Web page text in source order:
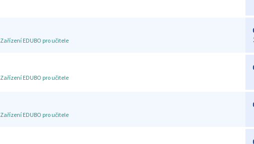
Zařízení EDUBO pro učitele
Zařízení EDUBO pro učitele
Zařízení EDUBO pro učitele